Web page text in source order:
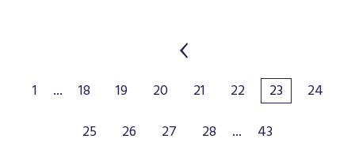
1 ... 18 19 20 21 22 23
24
25
26 27 28 ... 43